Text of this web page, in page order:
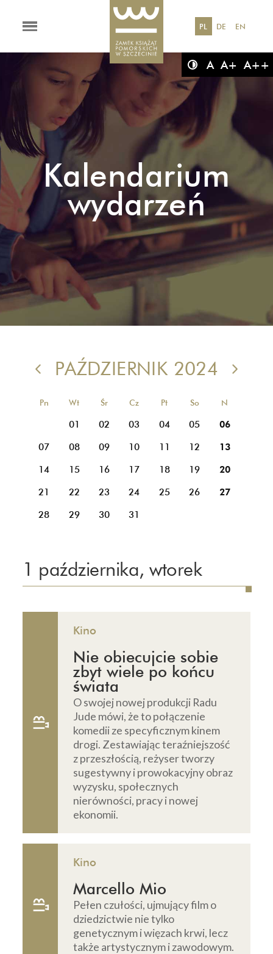
A A+ A++
PL DE EN
Kalendarium
wydarzeń
PAŹDZIERNIK 2024
Pn Wt Śr Cz Pt So N
01 02 03 04 05
06
07
08 09 10 11 12
13
14
15 16 17 18 19
20
21
22 23 24 25 26
27
28
29 30 31
1 października, wtorek
Kino
Nie obiecujcie sobie
zbyt wiele po końcu
świata
O swojej nowej produkcji Radu
Jude mówi, że to połączenie
komedii ze specyficznym kinem
drogi. Zestawiając teraźniejszość
z przeszłością, reżyser tworzy
sugestywny i prowokacyjny obraz
wyzysku, społecznych
nierówności, pracy i nowej
ekonomii.
Kino
Marcello Mio
Pełen czułości, ujmujący film o
dziedzictwie nie tylko
genetycznym i więzach krwi, lecz
także artystycznym i zawodowym.